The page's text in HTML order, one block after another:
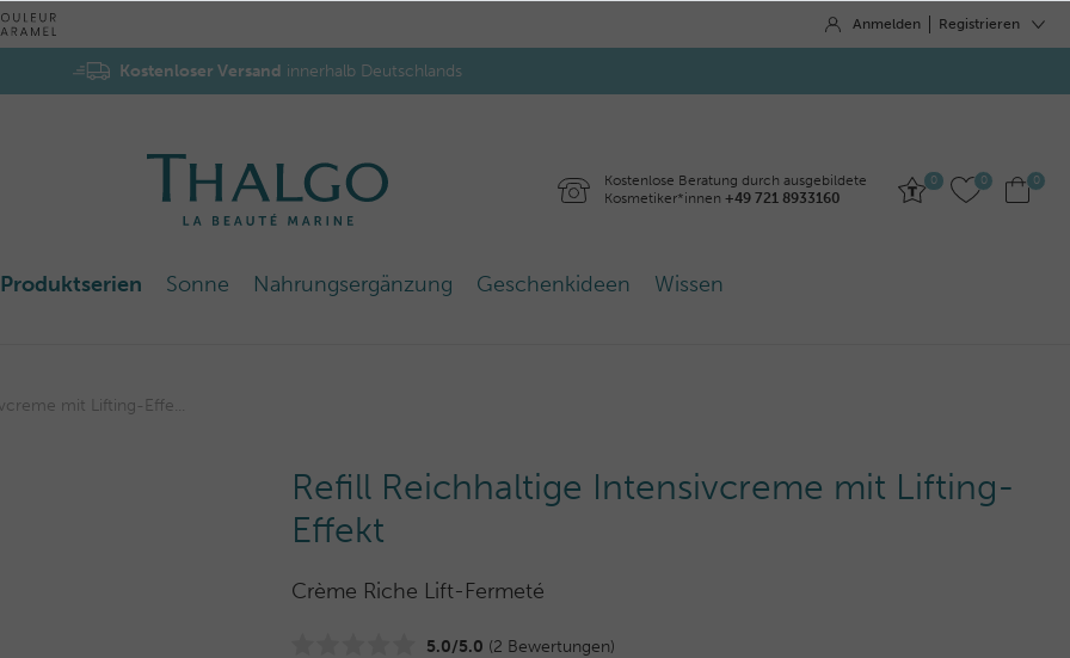
Anmelden Registrieren
Kostenloser Versand innerhalb Deutschlands
Kostenlose Beratung durch ausgebildete
Kosmetiker*innen +49 721 8933160
0 0 0
Produktserien Sonne Nahrungsergänzung Geschenkideen Wissen
mit Lifting-Effe...
Refill Reichhaltige Intensivcreme mit Lifting-
Effekt
Crème Riche Lift-Fermeté
5.0/5.0 (2 Bewertungen)